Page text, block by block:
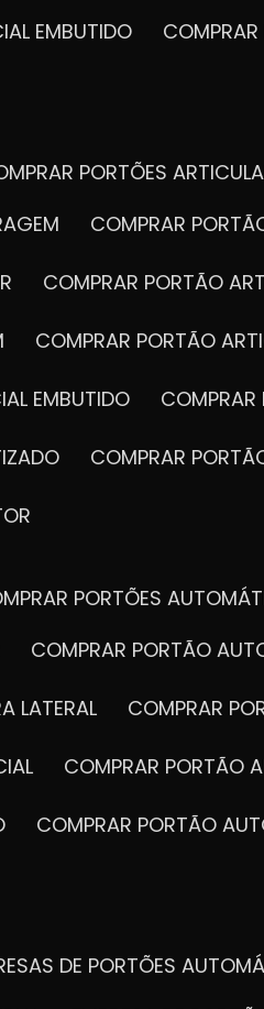
EMBUTIDO
PORTÕES
COMPRAR
COMPRAR PORTÃO
COMPRAR PORTÃO
EMBUTIDO
COMPRAR
PORTÕES
COMPRAR PORTÃO
LATERAL COMPRAR
COMPRAR PORTÃO
COMPRAR PORTÃO
DE PORTÕES